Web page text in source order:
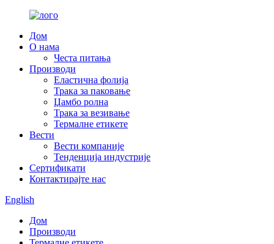
Дом
О нама
Честа питања
Производи
Еластична фолија
Трака за паковање
Џамбо ролна
Трака за везивање
Термалне етикете
Вести
Вести компаније
Тенденција индустрије
Сертификати
Контактирајте нас
English
Дом
Производи